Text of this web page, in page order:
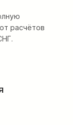
расчётов